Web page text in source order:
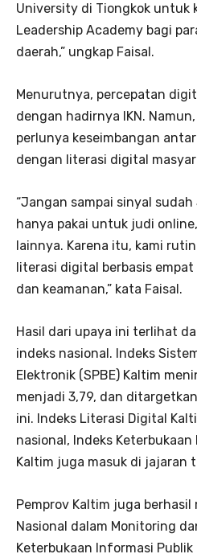
University di Tiongkok untuk
Leadership Academy bagi
daerah,” ungkap Faisal.
Menurutnya, percepatan
dengan hadirnya IKN.
perlunya keseimbangan
dengan literasi digital
“Jangan sampai sinyal
hanya pakai untuk judi
lainnya. Karena itu, kami
literasi digital berbasis
dan keamanan,” kata Faisal.
Hasil dari upaya ini terlihat
indeks nasional. Indeks
Elektronik (SPBE) Kaltim
menjadi 3,79, dan
ini. Indeks Literasi Digital
nasional, Indeks Keterbukaan
Kaltim juga masuk di jajaran
Pemprov Kaltim juga berhasil
Nasional dalam Monitoring
Keterbukaan Informasi Publik